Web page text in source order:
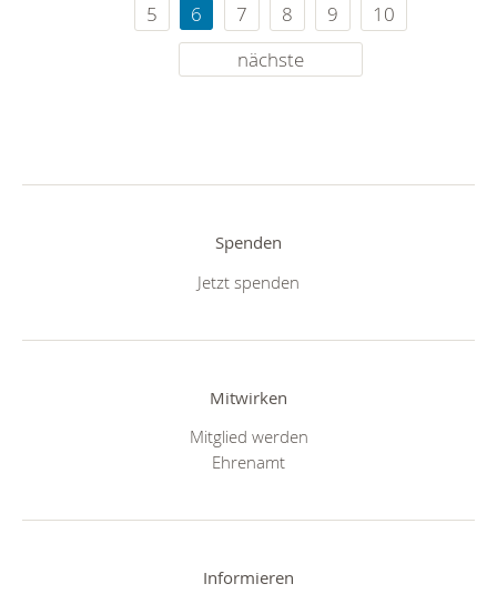
5
6 7 8 9
10
nächste
Spenden
Jetzt spenden
Mitwirken
Mitglied werden
Ehrenamt
Informieren